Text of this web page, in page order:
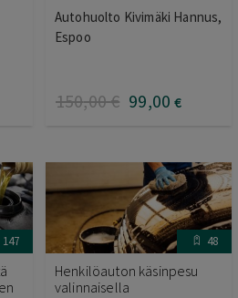
Autohuolto Kivimäki Hannus,
Espoo
150,00€ 99,00 €
147 48
Henkilöauton käsinpesu
valinnaisella